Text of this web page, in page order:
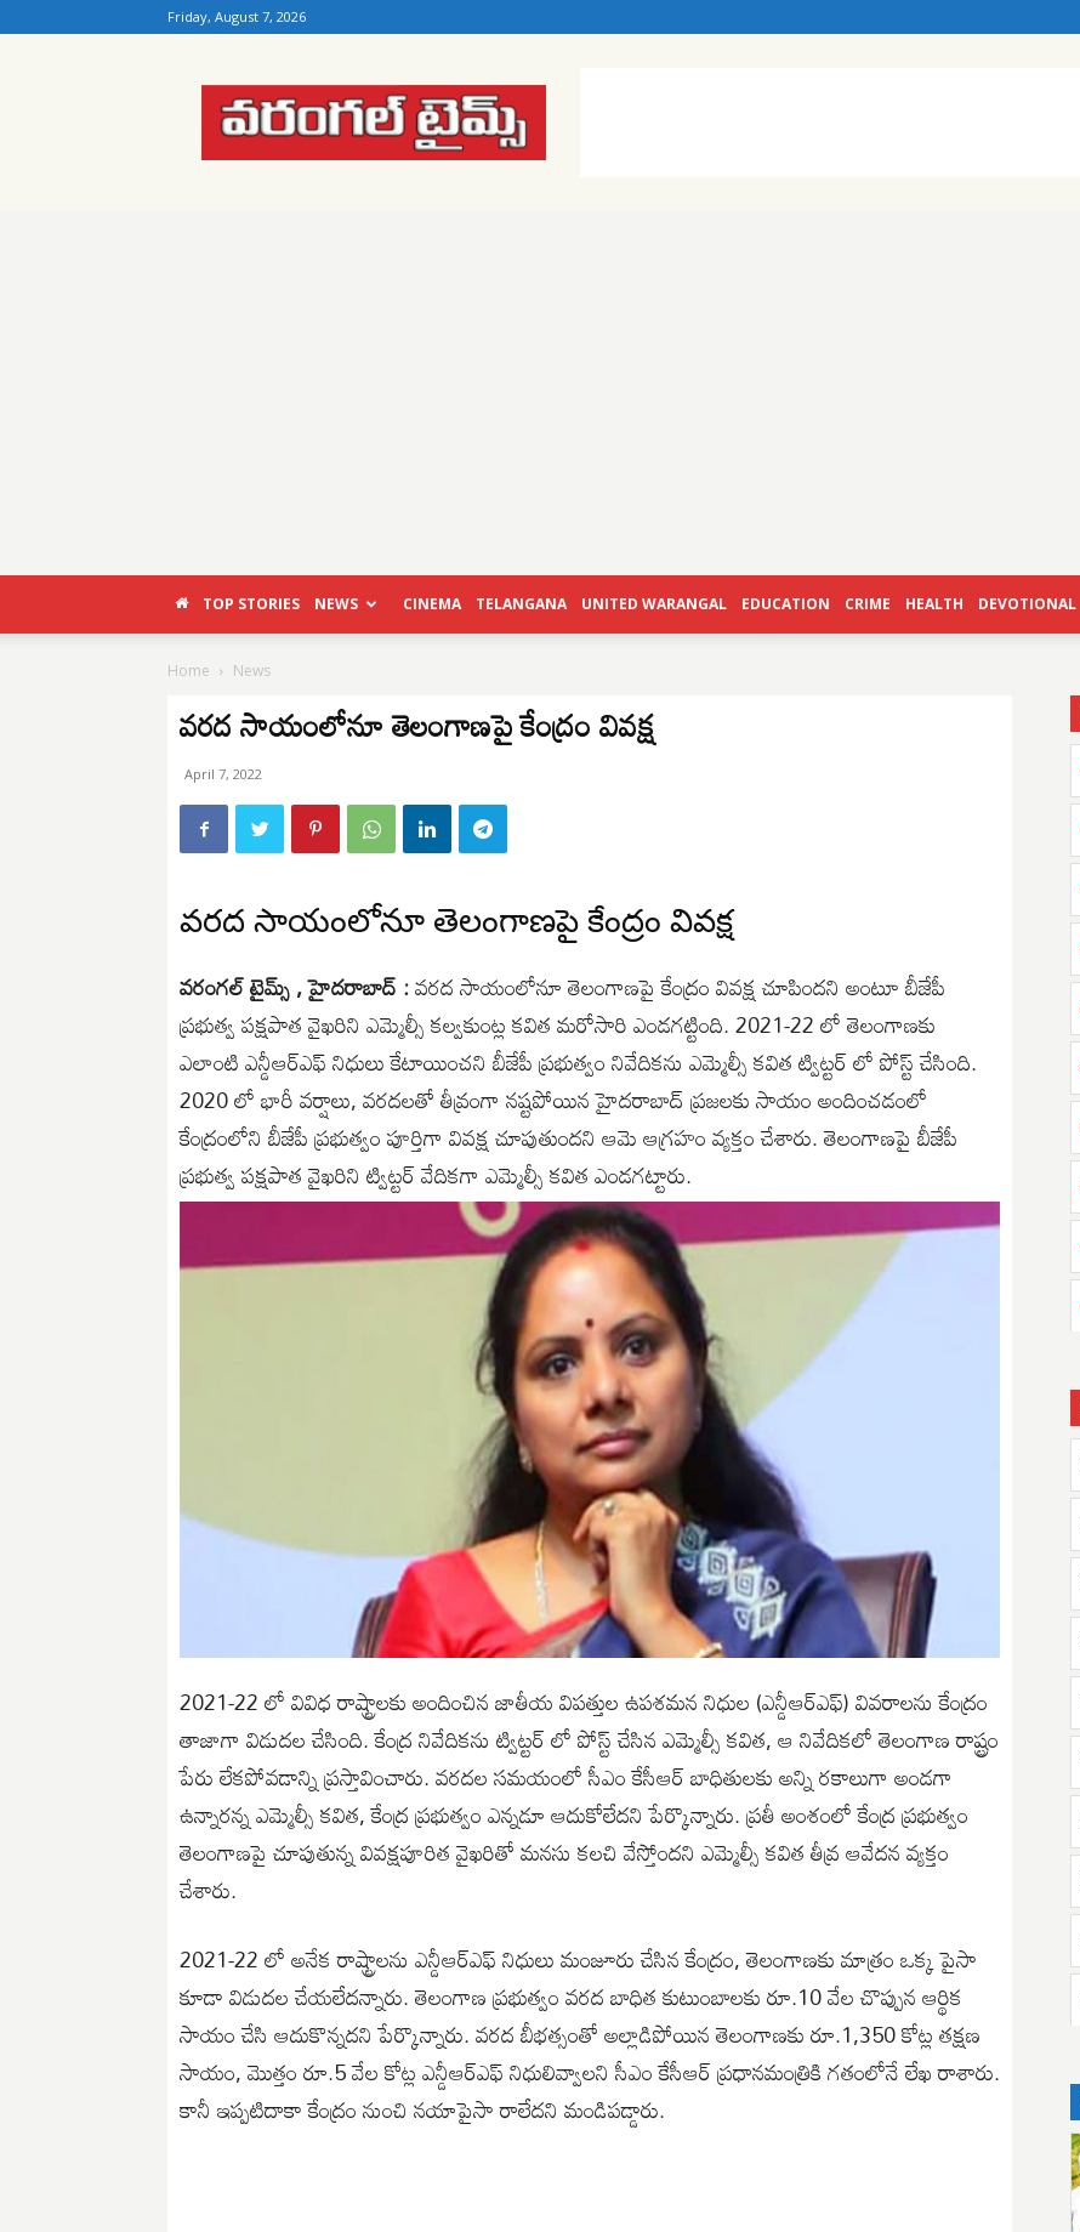
Friday, August 7, 2026
Warangal
Times
TOP STORIES NEWS CINEMA TELANGANA UNITED WARANGAL EDUCATION CRIME HEALTH DEVOTIONAL
Home News
వరద సాయంలోనూ తెలంగాణపై కేంద్రం వివక్ష
April 7, 2022
వరద సాయంలోనూ తెలంగాణపై కేంద్రం వివక్ష
వరంగల్ టైమ్స్ , హైదరాబాద్ :వరద సాయంలోనూ తెలంగాణపై కేంద్రం వివక్ష చూపిందని అంటూ బీజేపీ
ప్రభుత్వ పక్షపాత వైఖరిని ఎమ్మెల్సీ కల్వకుంట్ల కవిత మరోసారి ఎండగట్టింది. 2021-22 లో తెలంగాణకు
ఎలాంటి ఎన్డీఆర్ఎఫ్ నిధులు కేటాయించని బీజేపీ ప్రభుత్వం నివేదికను ఎమ్మెల్సీ కవిత ట్విట్టర్ లో పోస్ట్ చేసింది.
2020 లో భారీ వర్షాలు, వరదలతో తీవ్రంగా నష్టపోయిన హైదరాబాద్‌ ప్రజలకు సాయం అందించడంలో
కేంద్రంలోని బీజేపీ ప్రభుత్వం పూర్తిగా వివక్ష చూపుతుందని ఆమె ఆగ్రహం వ్యక్తం చేశారు. తెలంగాణపై బీజేపీ
ప్రభుత్వ పక్షపాత వైఖరిని ట్విట్టర్ వేదికగా ఎమ్మెల్సీ కవిత ఎండగట్టారు.
2021-22 లో వివిధ రాష్ట్రాలకు అందించిన జాతీయ విపత్తుల ఉపశమన నిధుల (ఎన్డీఆర్‌ఎఫ్‌) వివరాలను కేంద్రం
తాజాగా విడుదల చేసింది. కేంద్ర నివేదికను ట్విట్టర్ లో పోస్ట్ చేసిన ఎమ్మెల్సీ కవిత, ఆ నివేదికలో తెలంగాణ రాష్ట్రం
పేరు లేకపోవడాన్ని ప్రస్తావించారు. వరదల సమయంలో సీఎం కేసీఆర్ బాధితులకు అన్ని రకాలుగా అండగా
ఉన్నారన్న ఎమ్మెల్సీ కవిత, కేంద్ర ప్రభుత్వం ఎన్నడూ ఆదుకోలేదని పేర్కొన్నారు. ప్రతీ అంశంలో కేంద్ర ప్రభుత్వం
తెలంగాణపై చూపుతున్న వివక్షపూరిత వైఖరితో మనసు కలచి వేస్తోందని ఎమ్మెల్సీ కవిత తీవ్ర ఆవేదన వ్యక్తం
చేశారు.
2021-22 లో అనేక రాష్ట్రాలను ఎన్డీఆర్ఎఫ్ నిధులు మంజూరు చేసిన కేంద్రం, తెలంగాణకు మాత్రం ఒక్క పైసా
కూడా విడుదల చేయలేదన్నారు. తెలంగాణ ప్రభుత్వం వరద బాధిత కుటుంబాలకు రూ.10 వేల చొప్పున ఆర్థిక
సాయం చేసి ఆదుకొన్నదని పేర్కొన్నారు. వరద బీభత్సంతో అల్లాడిపోయిన తెలంగాణకు రూ.1,350 కోట్ల తక్షణ
సాయం, మొత్తం రూ.5 వేల కోట్ల ఎన్డీఆర్‌ఎఫ్‌ నిధులివ్వాలని సీఎం కేసీఆర్‌ ప్రధానమంత్రికి గతంలోనే లేఖ రాశారు.
కానీ ఇప్పటిదాకా కేంద్రం నుంచి నయాపైసా రాలేదని మండిపడ్డారు.